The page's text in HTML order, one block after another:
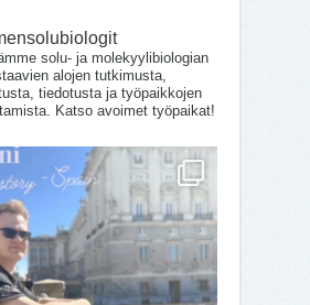
solu- ja molekyylibiologian
alojen tutkimusta,
tiedotusta ja työpaikkojen
Katso avoimet työpaikat!